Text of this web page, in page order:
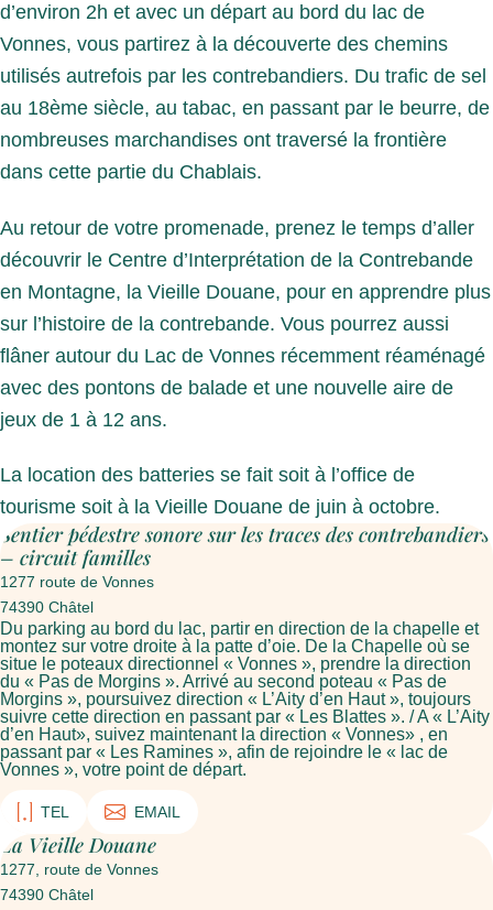
d’environ 2h et avec un départ au bord du lac de
Vonnes, vous partirez à la découverte des chemins
utilisés autrefois par les contrebandiers. Du trafic de sel
au 18ème siècle, au tabac, en passant par le beurre, de
nombreuses marchandises ont traversé la frontière
dans cette partie du Chablais.
Au retour de votre promenade, prenez le temps d’aller
découvrir le Centre d’Interprétation de la Contrebande
en Montagne, la Vieille Douane, pour en apprendre plus
sur l’histoire de la contrebande. Vous pourrez aussi
flâner autour du Lac de Vonnes récemment réaménagé
avec des pontons de balade et une nouvelle aire de
jeux de 1 à 12 ans.
La location des batteries se fait soit à l’office de
tourisme soit à la Vieille Douane de juin à octobre.
Sentier pédestre sonore sur les traces des contrebandiers
– circuit familles
1277 route de Vonnes
74390 Châtel
Du parking au bord du lac, partir en direction de la chapelle et
montez sur votre droite à la patte d’oie. De la Chapelle où se
situe le poteaux directionnel « Vonnes », prendre la direction
du « Pas de Morgins ». Arrivé au second poteau « Pas de
Morgins », poursuivez direction « L’Aity d’en Haut », toujours
suivre cette direction en passant par « Les Blattes ». / A « L’Aity
d’en Haut», suivez maintenant la direction « Vonnes» , en
passant par « Les Ramines », afin de rejoindre le « lac de
Vonnes », votre point de départ.
TEL EMAIL
La Vieille Douane
1277, route de Vonnes
74390 Châtel